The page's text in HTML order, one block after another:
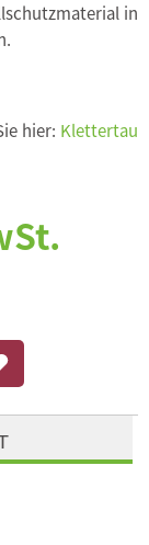
in
hier: Klettertau